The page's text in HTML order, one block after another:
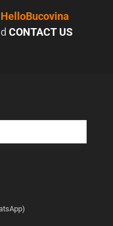
HelloBucovina
CONTACT US